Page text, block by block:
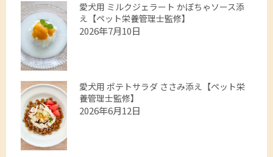
愛犬用 ミルクジェラート かぼちゃソース添
え【ペット栄養管理士監修】
2026年7月10日
愛犬用 ポテトサラダ ささみ添え【ペット栄
養管理士監修】
2026年6月12日